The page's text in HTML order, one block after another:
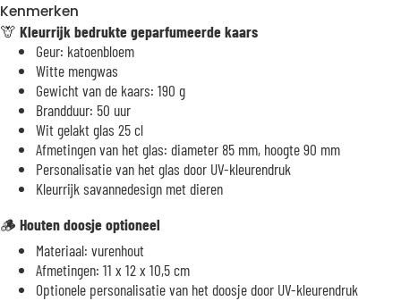
Kenmerken
🦒 Kleurrijk bedrukte geparfumeerde kaars
Geur: katoenbloem
Witte mengwas
Gewicht van de kaars: 190 g
Brandduur: 50 uur
Wit gelakt glas 25 cl
Afmetingen van het glas: diameter 85 mm, hoogte 90 mm
Personalisatie van het glas door UV-kleurendruk
Kleurrijk savannedesign met dieren
🪵 Houten doosje optioneel
Materiaal: vurenhout
Afmetingen: 11 x 12 x 10,5 cm
Optionele personalisatie van het doosje door UV-kleurendruk